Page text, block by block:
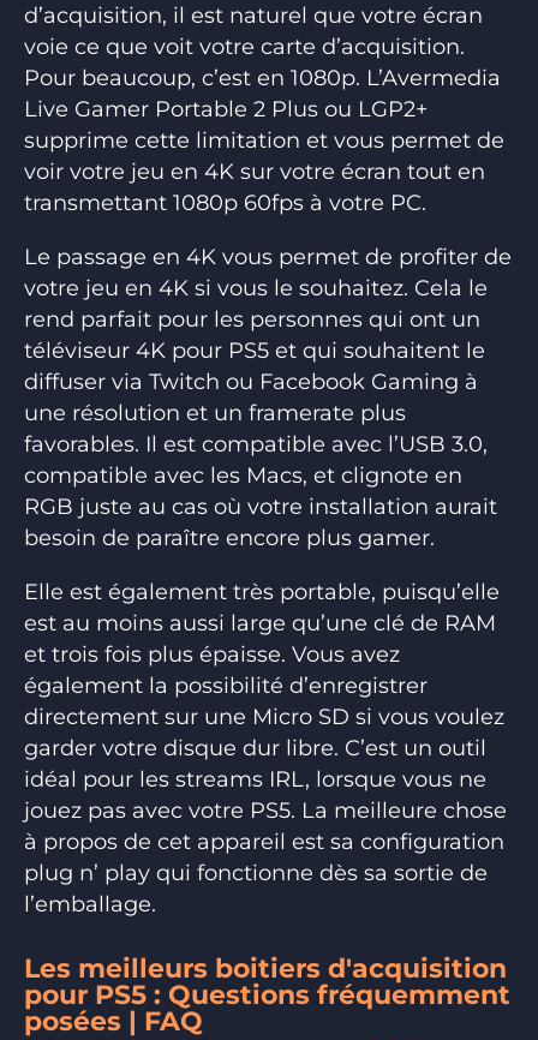
d’acquisition, il est naturel que votre écran
voie ce que voit votre carte d’acquisition.
Pour beaucoup, c’est en 1080p. L’Avermedia
Live Gamer Portable 2 Plus ou LGP2+
supprime cette limitation et vous permet de
voir votre jeu en 4K sur votre écran tout en
transmettant 1080p 60fps à votre PC.
Le passage en 4K vous permet de profiter de
votre jeu en 4K si vous le souhaitez. Cela le
rend parfait pour les personnes qui ont un
téléviseur 4K pour PS5 et qui souhaitent le
diffuser via Twitch ou Facebook Gaming à
une résolution et un framerate plus
favorables. Il est compatible avec l’USB 3.0,
compatible avec les Macs, et clignote en
RGB juste au cas où votre installation aurait
besoin de paraître encore plus gamer.
Elle est également très portable, puisqu’elle
est au moins aussi large qu’une clé de RAM
et trois fois plus épaisse. Vous avez
également la possibilité d’enregistrer
directement sur une Micro SD si vous voulez
garder votre disque dur libre. C’est un outil
idéal pour les streams IRL, lorsque vous ne
jouez pas avec votre PS5. La meilleure chose
à propos de cet appareil est sa configuration
plug n’ play qui fonctionne dès sa sortie de
l’emballage.
Les meilleurs boitiers d'acquisition
pour PS5 : Questions fréquemment
posées | FAQ